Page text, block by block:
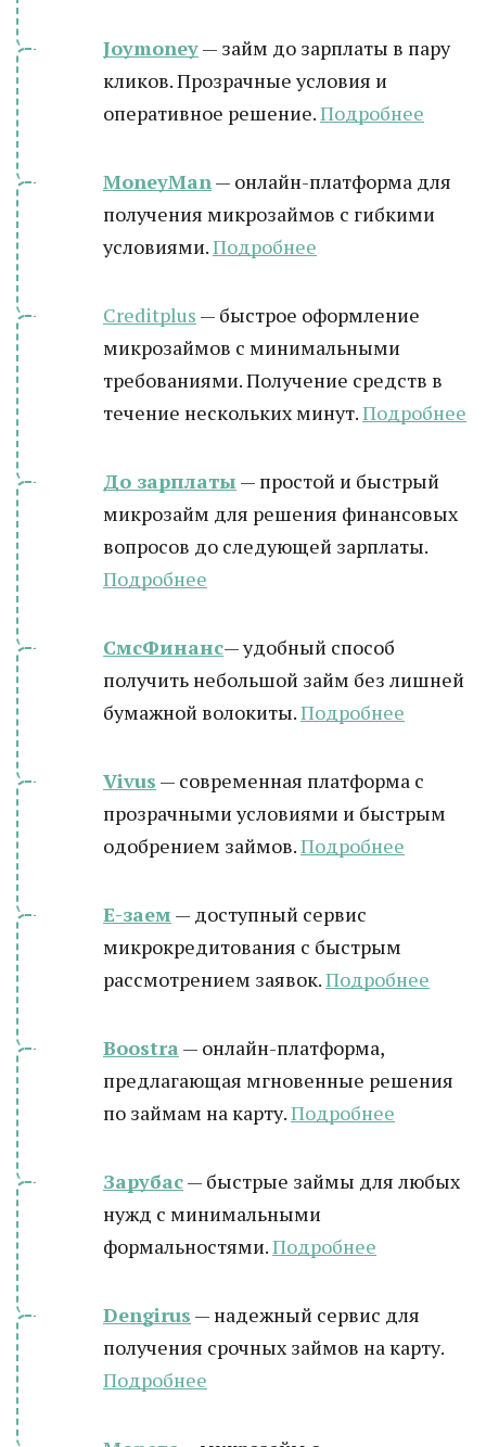
Joymoney— займ до зарплаты в пару
кликов. Прозрачные условия и
оперативное решение.Подробнее
MoneyMan— онлайн-платформа для
получения микрозаймов с гибкими
условиями.Подробнее
Creditplus — быстрое оформление
микрозаймов с минимальными
требованиями. Получение средств в
течение нескольких минут.Подробнее
До зарплаты — простой и быстрый
микрозайм для решения финансовых
вопросов до следующей зарплаты.
Подробнее
СмсФинанс— удобный способ
получить небольшой займ без лишней
бумажной волокиты.Подробнее
Vivus — современная платформа с
прозрачными условиями и быстрым
одобрением займов.Подробнее
Е-заем — доступный сервис
микрокредитования с быстрым
рассмотрением заявок.Подробнее
Boostra — онлайн-платформа,
предлагающая мгновенные решения
по займам на карту.Подробнее
Зарубас— быстрые займы для любых
нужд с минимальными
формальностями.Подробнее
Dengirus — надежный сервис для
получения срочных займов на карту.
Подробнее